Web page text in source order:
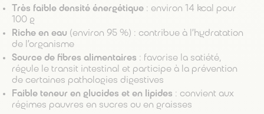
Très faible densité énergétique : environ 14 kcal pour
100 g
Riche en eau (environ 95 %) : contribue à l’hydratation
de l’organisme
Source de fibres alimentaires : favorise la satiété,
régule le transit intestinal et participe à la prévention
de certaines pathologies digestives
Faible teneur en glucides et en lipides : convient aux
régimes pauvres en sucres ou en graisses